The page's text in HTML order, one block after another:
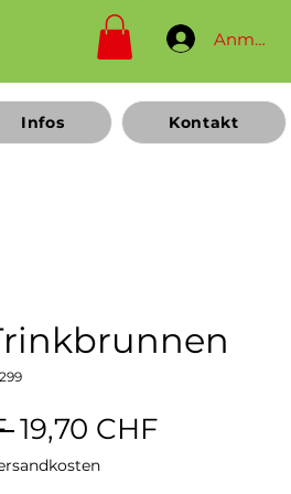
Anmelden
Infos Kontakt
Standardpreis
19,70 CHFSale-